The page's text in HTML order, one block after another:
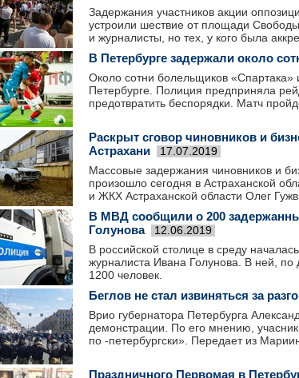
Задержания участников акции
устроили шествие от площади
и журналисты, но тех, у кого была
В Петербурге задержали около
Около сотни болельщиков
Петербурге. Полиция предприняла
предотвратить беспорядки. Матч
Раскрыт сговор чиновников и
Астрахани
17.07.2019
Массовые задержания чиновников и
произошло сегодня в Астраханской
и ЖКХ Астраханской области Олег
В МВД сообщили о 200
Голунова
12.06.2019
В российской столице в среду
журналиста Ивана Голунова. В ней,
1200 человек.
Беглов не стал извиняться за
Врио губернатора Петербурга
демонстрации. По его мнению,
по -петербургски». Передает из
Праздничного Первомая в